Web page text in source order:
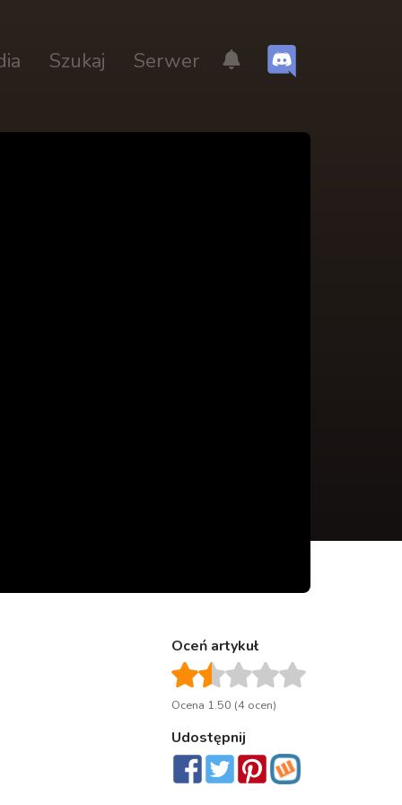
Szukaj Serwer
Oceń artykuł
Ocena 1.50 (4 ocen)
Udostępnij